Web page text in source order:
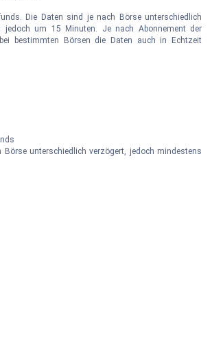
Die Daten sind je nach Börse unterschiedlich
jedoch um 15 Minuten. Je nach Abonnement der
bestimmten Börsen die Daten auch in Echtzeit
Börse unterschiedlich verzögert, jedoch mindestens